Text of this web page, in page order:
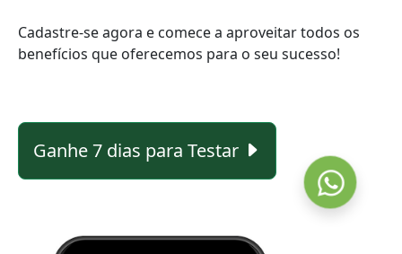
Cadastre-se agora e comece a aproveitar todos os
benefícios que oferecemos para o seu sucesso!
Ganhe 7 dias para Testar